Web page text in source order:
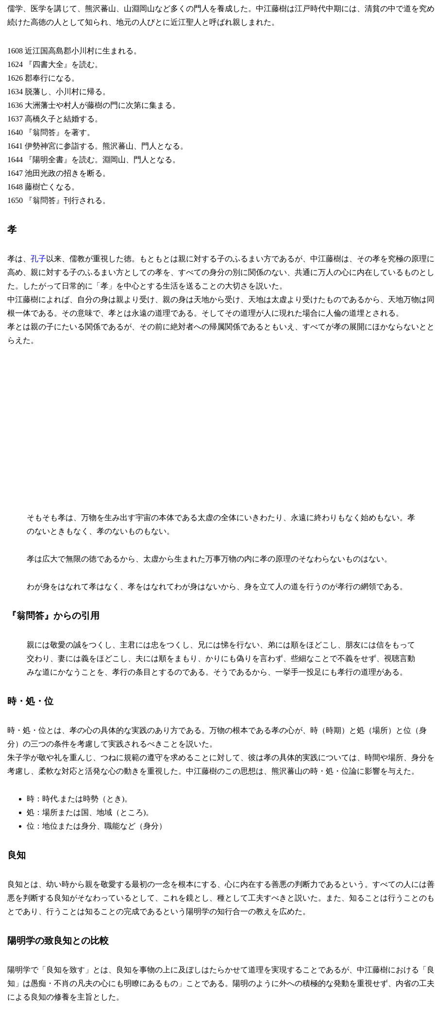
儒学、医学を講じて、熊沢蕃山、山淵岡山など多くの門人を養成した。中江藤樹は江戸時代中期には、清貧の中で道を究め
続けた高徳の人として知られ、地元の人びとに近江聖人と呼ばれ親しまれた。
1608 近江国高島郡小川村に生まれる。
1624 『四書大全』を読む。
1626 郡奉行になる。
1634 脱藩し、小川村に帰る。
1636 大洲藩士や村人が藤樹の門に次第に集まる。
1637 高橋久子と結婚する。
1640 『翁問答』を著す。
1641 伊勢神宮に参詣する。熊沢蕃山、門人となる。
1644 『陽明全書』を読む。淵岡山、門人となる。
1647 池田光政の招きを断る。
1648 藤樹亡くなる。
1650 『翁問答』刊行される。
孝
孝は、 孔子 以来、儒教が重視した徳。もともとは親に対する子のふるまい方であるが、中江藤樹は、その孝を究極の原理に
高め、親に対する子のふるまい方としての孝を、すべての身分の別に関係のない、共通に万人の心に内在しているものとし
た。したがって日常的に「孝」を中心とする生活を送ることの大切さを説いた。
中江藤樹によれば、自分の身は親より受け、親の身は天地から受け、天地は太虚より受けたものであるから、天地万物は同
根一体である。その意味で、孝とは永遠の道理である。そしてその道理が人に現れた場合に人倫の道埋とされる。
孝とは親の子にたいる関係であるが、その前に絶対者への帰属関係であるともいえ、すべてが孝の展開にほかならないとと
らえた。
そもそも孝は、万物を生み出す宇宙の本体である太虚の全体にいきわたり、永遠に終わりもなく始めもない。孝
のないときもなく、孝のないものもない。
孝は広大で無限の徳であるから、太虚から生まれた万事万物の内に孝の原理のそなわらないものはない。
わが身をはなれて孝はなく、孝をはなれてわが身はないから、身を立て人の道を行うのが孝行の網領である。
『翁問答』からの引用
親には敬愛の誠をつくし、主君には忠をつくし、兄には悌を行ない、弟には順をほどこし、朋友には信をもって
交わり、妻には義をほどこし、夫には順をまもり、かりにも偽りを言わず、些細なことで不義をせず、視聴言動
みな道にかなうことを、孝行の条目とするのである。そうであるから、一挙手一投足にも孝行の道理がある。
時・処・位
時・処・位とは、孝の心の具体的な実践のあり方である。万物の根本である孝の心が、時（時期）と処（場所）と位（身
分）の三つの条件を考慮して実践されるべきことを説いた。
朱子学が敬や礼を重んじ、つねに規範の遵守を求めることに対して、彼は孝の具体的実践については、時間や場所、身分を
考慮し、柔軟な対応と活発な心の動きを重視した。中江藤樹のこの思想は、熊沢蕃山の時・処・位論に影響を与えた。
時：時代.または時勢（とき)。
処：場所または国、地域（ところ)。
位：地位または身分、職能など（身分）
良知
良知とは、幼い時から親を敬愛する最初の一念を根本にする、心に内在する善悪の判断力であるという。すべての人には善
悪を判断する良知がそなわっているとして、これを鏡とし、種として工夫すべきと説いた。また、知ることは行うことのも
とであり、行うことは知ることの完成であるという陽明学の知行合一の教えを広めた。
陽明学の致良知との比較
陽明学で「良知を致す」とは、良知を事物の上に及ぼしはたらかせて道理を実現することであるが、中江藤樹における「良
知」は愚痴・不肖の凡夫の心にも明瞭にあるもの」ことである。陽明のように外への積極的な発動を重視せず、内省の工夫
による良知の修養を主旨とした。